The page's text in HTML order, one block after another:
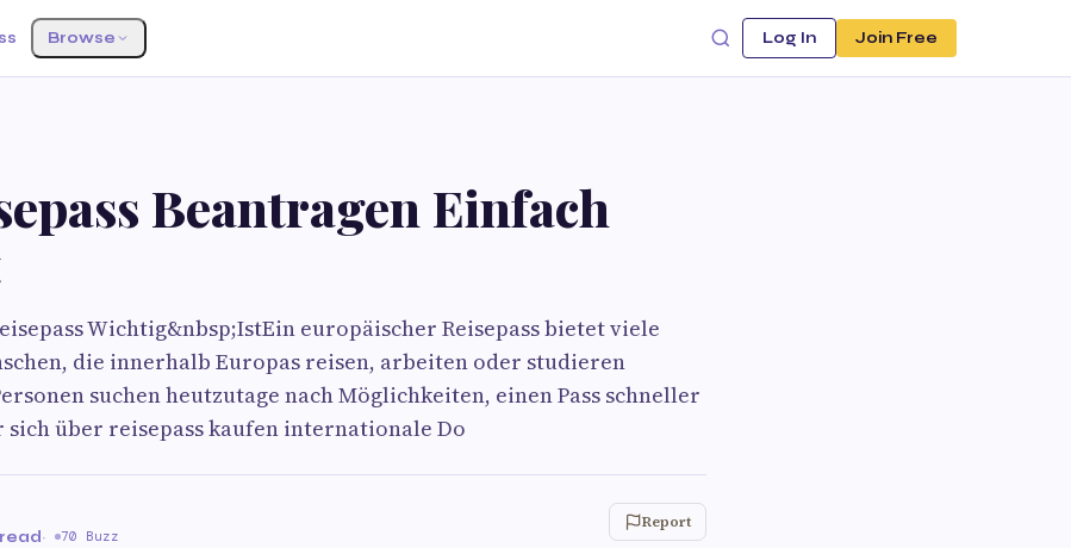
Browse Log In Join Free
Beantragen Einfach
Wichtig&nbsp;IstEin europäischer Reisepass bietet viele
die innerhalb Europas reisen, arbeiten oder studieren
suchen heutzutage nach Möglichkeiten, einen Pass schneller
über reisepass kaufen internationale Do
· 70 Buzz
Report